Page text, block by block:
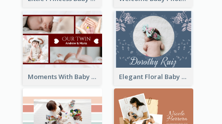
Moments With Baby Photo Book Elegant Floral Baby Photo Book